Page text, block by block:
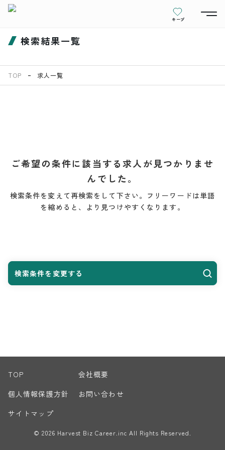
キープ
検索結果一覧
TOP 求人一覧
ご希望の条件に該当する求人が見つかりませ
んでした。
検索条件を変えて再検索をして下さい。フリーワードは単語
を縮めると、より見つけやすくなります。
検索条件を変更する
TOP
会社概要
個人情報保護方針
お問い合わせ
サイトマップ
© 2026 Harvest Biz Career.inc All Rights Reserved.